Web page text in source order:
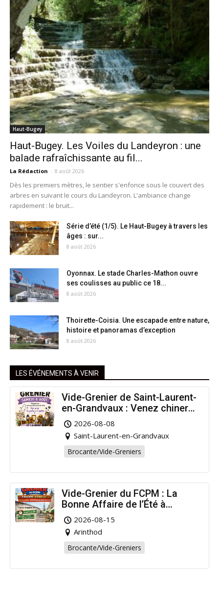
Haut-Bugey
Haut-Bugey. Les Voiles du Landeyron : une
balade rafraîchissante au fil...
La Rédaction - 8 août 2026
Dès les premiers mètres, le sentier s'enfonce sous le couvert des
arbres en suivant le cours du Landeyron. L'ambiance change
rapidement : le bruit...
Série d’été (1/5). Le Haut-Bugey à travers les
âges : sur...
8 août 2026
Oyonnax. Le stade Charles-Mathon ouvre
ses coulisses au public ce 18...
8 août 2026
Thoirette-Coisia. Une escapade entre nature,
histoire et panoramas d’exception
8 août 2026
LES ÉVÉNEMENTS À VENIR
Vide-Grenier de Saint-Laurent-
en-Grandvaux : Venez chiner
pour la bonne cause !
2026-08-08
Saint-Laurent-en-Grandvaux
Brocante/Vide-Greniers
Vide-Grenier du FCPM : La
Bonne Affaire de l’Été à
Arinthod !
2026-08-15
Arinthod
Brocante/Vide-Greniers